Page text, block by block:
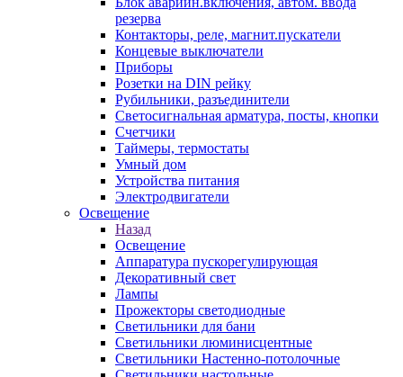
резерва
Контакторы, реле, магнит.пускатели
Концевые выключатели
Приборы
Розетки на DIN рейку
Рубильники, разъединители
Светосигнальная арматура, посты, кнопки
Счетчики
Таймеры, термостаты
Умный дом
Устройства питания
Электродвигатели
Освещение
Назад
Освещение
Аппаратура пускорегулирующая
Декоративный свет
Лампы
Прожекторы светодиодные
Светильники для бани
Светильники люминисцентные
Светильники Настенно-потолочные